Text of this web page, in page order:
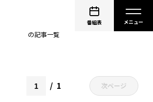
番組表
の記事一覧
1 次ページ